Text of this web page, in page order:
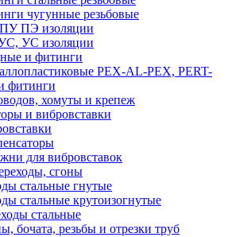
чугунные резьбовые
ПЭ изоляции
УС изоляции
и фитинги
PEX-AL-PEX, PERT-
фитинги
хомуты и крепеж
и вибровставки
для вибровставок
сгоны
стальные гнутые
стальные крутоизогнутые
стальные
бочата, резьбы и отрезки труб